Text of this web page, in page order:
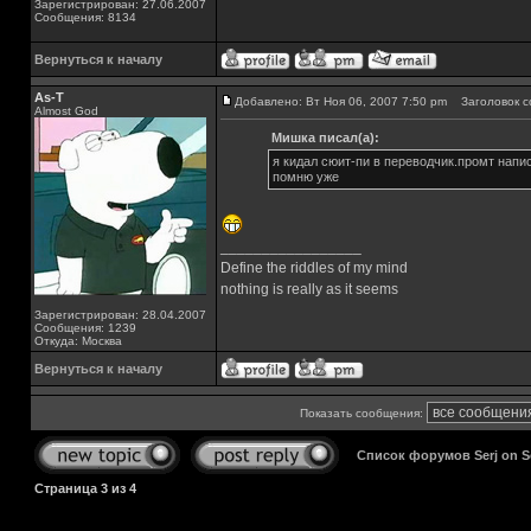
Зарегистрирован: 27.06.2007
Сообщения: 8134
Вернуться к началу
As-T
Almost God
Зарегистрирован: 28.04.2007
Сообщения: 1239
Откуда: Москва
Добавлено: Вт Ноя 06, 2007 7:50 pm Заголовок
Мишка писал(а):
я кидал сюит-пи в переводчик.промт
помню уже
Define the riddles of my mind
nothing is really as it seems
Вернуться к началу
Показать сообщения:
Список форумов Serj on
Страница 3 из 4